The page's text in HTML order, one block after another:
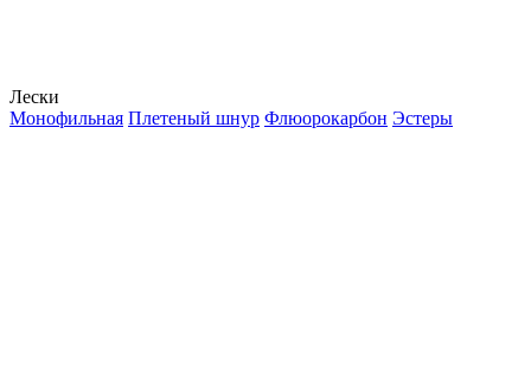
Лески
Монофильная Плетеный шнур Флюорокарбон Эстеры